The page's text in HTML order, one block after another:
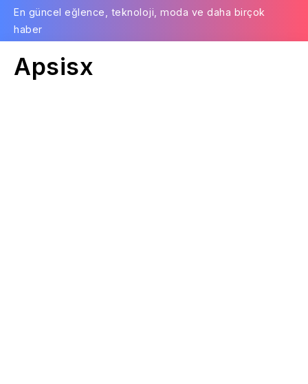
En güncel eğlence, teknoloji, moda ve daha birçok
haber
Apsisx